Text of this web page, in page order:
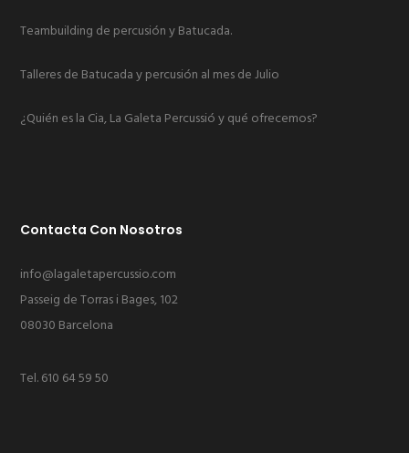
Teambuilding de percusión y Batucada.
Talleres de Batucada y percusión al mes de Julio
¿Quién es la Cia, La Galeta Percussió y qué ofrecemos?
Contacta Con Nosotros
info@lagaletapercussio.com
Passeig de Torras i Bages, 102
08030 Barcelona
Tel.610 64 59 50